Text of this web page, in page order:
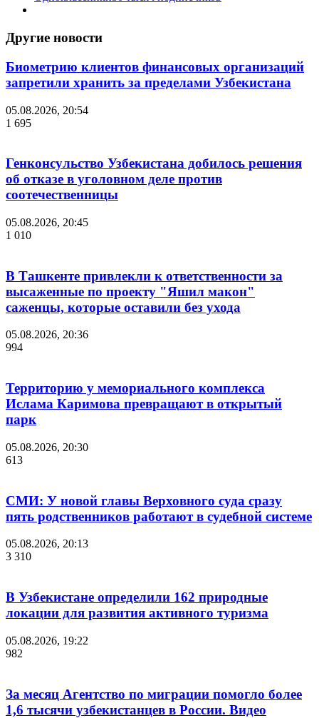
Другие новости
Биометрию клиентов финансовых организаций
запретили хранить за пределами Узбекистана
05.08.2026, 20:54
1 695
Генконсульство Узбекистана добилось решения
об отказе в уголовном деле против
соотечественницы
05.08.2026, 20:45
1 010
В Ташкенте привлекли к ответственности за
высаженные по проекту "Яшил макон"
саженцы, которые оставили без ухода
05.08.2026, 20:36
994
Территорию у мемориального комплекса
Ислама Каримова превращают в открытый
парк
05.08.2026, 20:30
613
СМИ: У новой главы Верховного суда сразу
пять родственников работают в судебной системе
05.08.2026, 20:13
3 310
В Узбекистане определили 162 природные
локации для развития активного туризма
05.08.2026, 19:22
982
За месяц Агентство по миграции помогло более
1,6 тысячи узбекистанцев в России. Видео